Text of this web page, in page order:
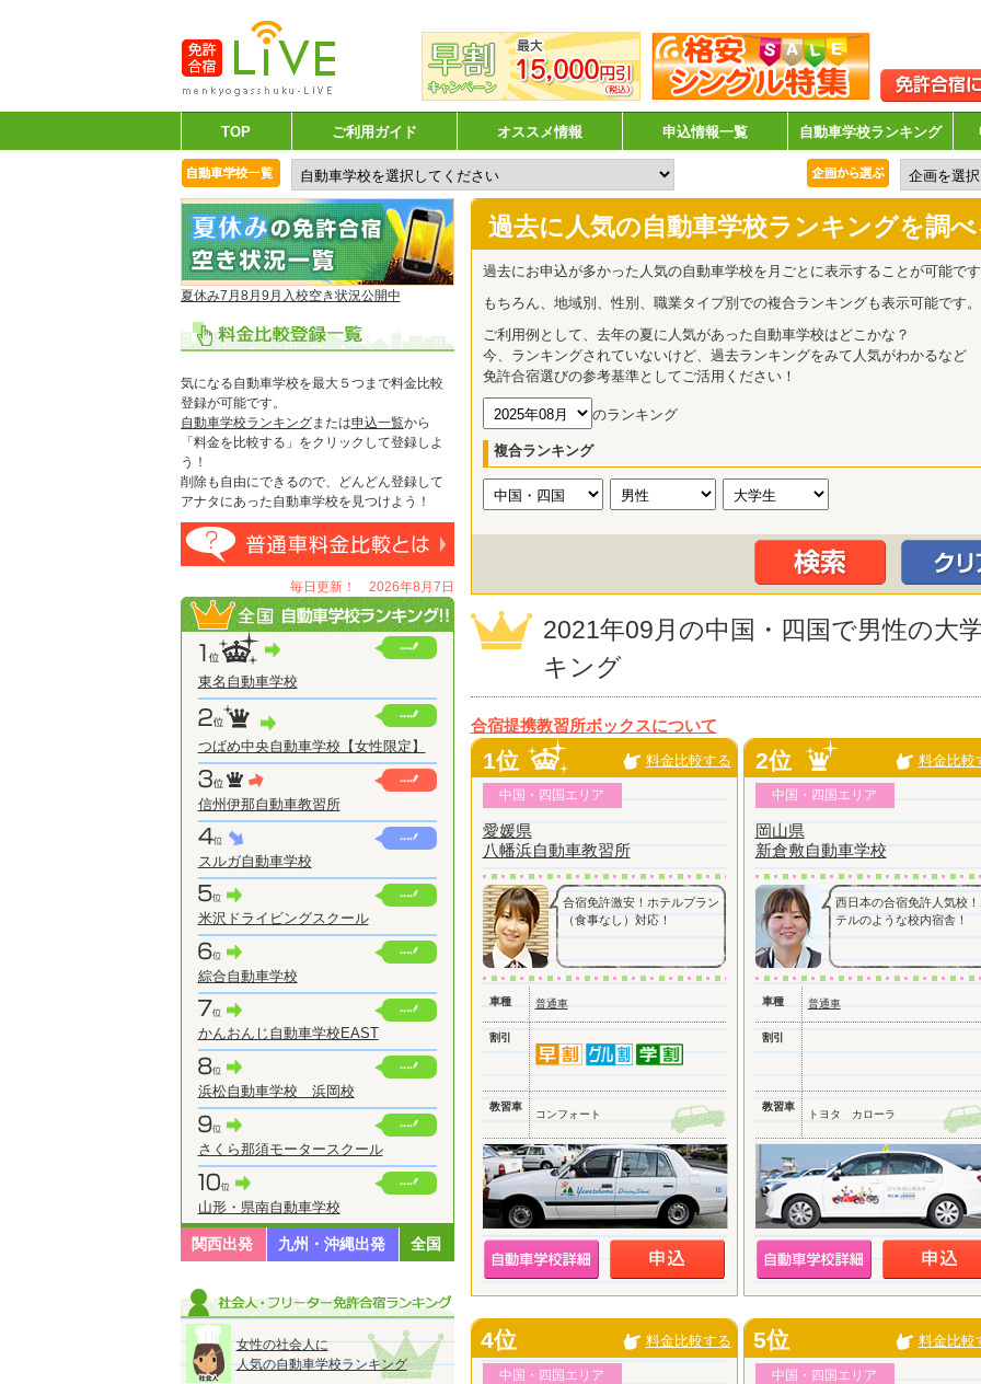
TOP ご利用ガイド オススメ情報 申込情報一覧 自動車学校ランキング
夏休み7月8月9月入校空き状況公開中
気になる自動車学校を最大５つまで料金比較
登録が可能です。
自動車学校ランキングまたは申込一覧から
「料金を比較する」をクリックして登録しよ
う！
削除も自由にできるので、どんどん登録して
アナタにあった自動車学校を見つけよう！
毎日更新！ 2026年8月7日
東名自動車学校
つばめ中央自動車学校【女性限定】
信州伊那自動車教習所
スルガ自動車学校
米沢ドライビングスクール
綜合自動車学校
かんおんじ自動車学校EAST
浜松自動車学校 浜岡校
さくら那須モータースクール
山形・県南自動車学校
関西出発 九州・沖縄出発 全国
女性の社会人に
人気の自動車学校ランキング
過去に人気の自動車学校ランキングを調
過去にお申込が多かった人気の自動車学校を月ごとに表示することが可能で
もちろん、地域別、性別、職業タイプ別での複合ランキングも表示可能です。
ご利用例として、去年の夏に人気があった自動車学校はどこかな？
今、ランキングされていないけど、過去ランキングをみて人気がわかるなど
免許合宿選びの参考基準としてご活用ください！
のランキング
複合ランキング
2021年09月の中国・四国で男性の大
キング
合宿提携教習所ボックスについて
1位 料金比較する
中国・四国エリア
愛媛県
八幡浜自動車教習所
合宿免許激安！ホテルプラン
（食事なし）対応！
車種 普通車
割引
教習車
コンフォート
2位 料金比較
中国・四国エリア
岡山県
新倉敷自動車学校
西日本の合宿免許人気校
テルのような校内宿舎！
車種 普通車
割引
教習車
トヨタ カローラ
4位 料金比較する
中国・四国エリア
5位 料金比較
中国・四国エリア